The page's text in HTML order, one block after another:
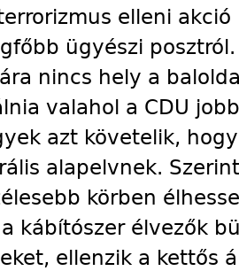
elleni
ügyészi
nincs hely a
valahol a CDU
azt követelik,
alapelvnek.
körben
kábítószer élvezők
ellenzik a kettős